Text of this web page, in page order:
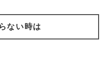
ない時は